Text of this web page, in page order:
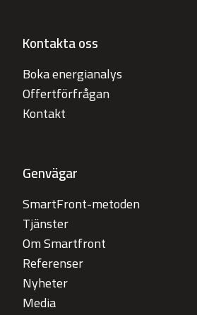
Kontakta oss
Boka energianalys
Offertförfrågan
Kontakt
Genvägar
SmartFront-metoden
Tjänster
Om Smartfront
Referenser
Nyheter
Media